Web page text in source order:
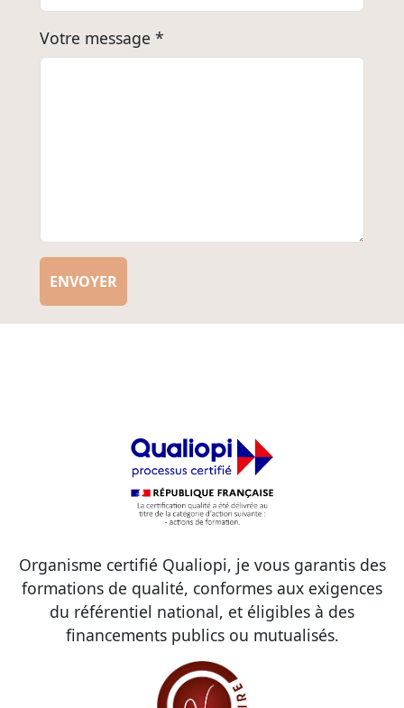
Votre message *
ENVOYER
Organisme certifié Qualiopi, je vous garantis des
formations de qualité, conformes aux exigences
du référentiel national, et éligibles à des
financements publics ou mutualisés.